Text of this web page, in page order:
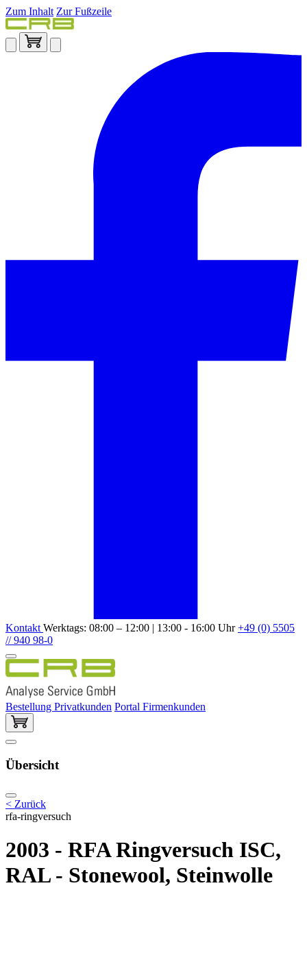
Zum Inhalt Zur Fußzeile
Kontakt Werktags: 08:00 – 12:00 | 13:00 - 16:00 Uhr+49 (0) 5505
// 940 98-0
Bestellung Privatkunden Portal Firmenkunden
Übersicht
< Zurück
rfa-ringversuch
2003 - RFA Ringversuch ISC,
RAL - Stonewool, Steinwolle